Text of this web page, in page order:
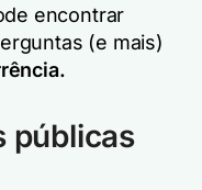
encontrar
(e mais)
públicas